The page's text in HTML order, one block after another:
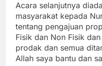
Acara selanjutnya
masyarakat kepada
tentang pengajuan
Fisik dan Non Fisik
prodak dan semua
Allah saya bantu dan